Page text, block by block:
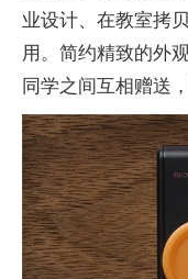
业设计、在教室拷
用。简约精致的外
同学之间互相赠送